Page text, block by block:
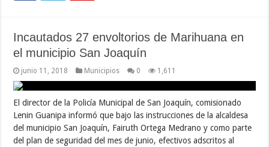
Incautados 27 envoltorios de Marihuana en
el municipio San Joaquín
junio 11, 2018 Municipios 0 1,611
El director de la Policía Municipal de San Joaquín, comisionado
Lenin Guanipa informó que bajo las instrucciones de la alcaldesa
del municipio San Joaquín, Fairuth Ortega Medrano y como parte
del plan de seguridad del mes de junio, efectivos adscritos al